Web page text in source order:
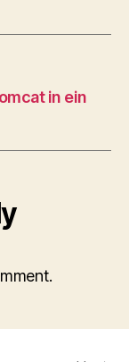
in ein